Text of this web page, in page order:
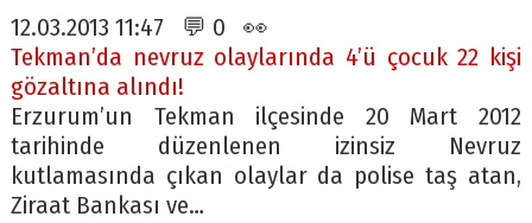
12.03.2013 11:47 💬 0 👀
Tekman’da nevruz olaylarında 4’ü çocuk 22 kişi
gözaltına alındı!
Erzurum’un Tekman ilçesinde 20 Mart 2012
tarihinde düzenlenen izinsiz Nevruz
kutlamasında çıkan olaylar da polise taş atan,
Ziraat Bankası ve…